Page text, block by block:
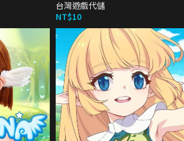
台灣遊戲代儲
NT$10